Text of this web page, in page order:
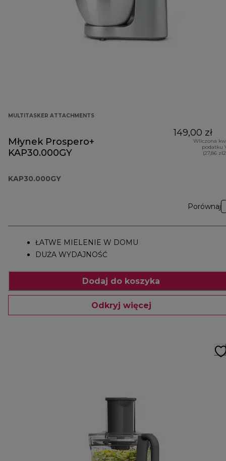
MULTITASKER ATTACHMENTS
Młynek Prospero+
KAP30.000GY
KAP30.000GY
149,00 zł
Wliczona
podatku
(27,86
Porównaj
ŁATWE MIELENIE W DOMU
DUŻA WYDAJNOŚĆ
Dodaj do koszyka
Odkryj więcej